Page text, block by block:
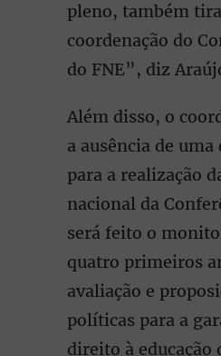
pleno, também
coordenação do
do FNE”, diz
Além disso, o
a ausência de uma
para a realização
nacional da
será feito o
quatro primeiros
avaliação e
políticas para a
direito à educação